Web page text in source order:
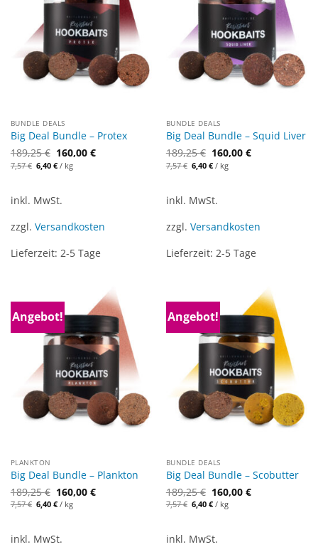
BUNDLE DEALS
Big Deal Bundle – Protex
189,25€ 160,00 €
7,57€ Ursprünglicher
Preis
6,40€Aktueller
Preis
/ kg
inkl. MwSt.
zzgl. Versandkosten
Lieferzeit: 2-5 Tage
BUNDLE DEALS
Big Deal Bundle – Squid Liver
189,25€ 160,00 €
7,57€ Ursprünglicher
Preis
6,40€Aktueller
Preis
/ kg
inkl. MwSt.
zzgl. Versandkosten
Lieferzeit: 2-5 Tage
Angebot!
PLANKTON
Big Deal Bundle – Plankton
189,25€ 160,00 €
7,57€ Ursprünglicher
Preis
6,40€Aktueller
Preis
/ kg
inkl. MwSt.
Angebot!
BUNDLE DEALS
Big Deal Bundle – Scobutter
189,25€ 160,00 €
7,57€ Ursprünglicher
Preis
6,40€Aktueller
Preis
/ kg
inkl. MwSt.